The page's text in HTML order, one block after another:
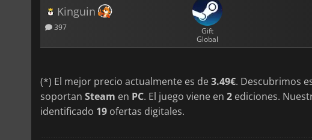
Kinguin
397
Gift
Global
(*) El mejor precio actualmente es de3.49€. Descubrimos
soportan Steam en PC. El juego viene en 2 ediciones.
identificado 19 ofertas digitales.